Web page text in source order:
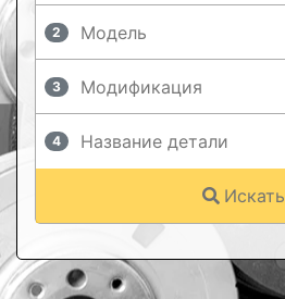
2
3
4
Искать